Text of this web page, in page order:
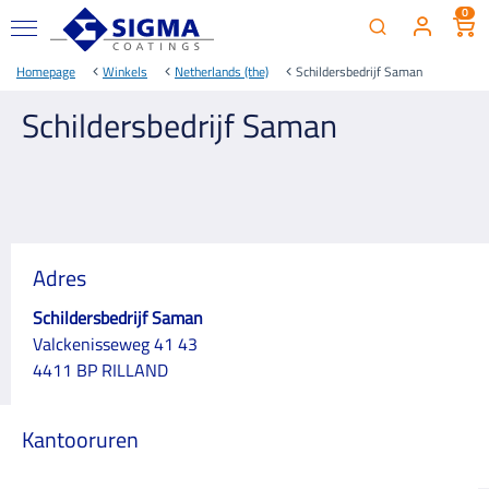
0
Homepage Winkels Netherlands (the) Schildersbedrijf Saman
Schildersbedrijf Saman
Adres
Schildersbedrijf Saman
Valckenisseweg 41 43
4411 BP RILLAND
Kantooruren